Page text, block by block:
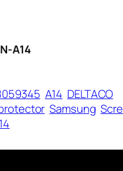
A14
A14 DELTACO
Samsung